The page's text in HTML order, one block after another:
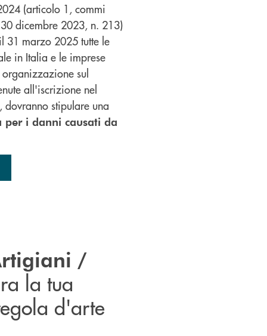
(articolo 1, commi
dicembre 2023, n. 213)
31 marzo 2025 tutte le
in Italia e le imprese
sul
all'iscrizione nel
dovranno stipulare una
per i danni causati da
/
la tua
d'arte